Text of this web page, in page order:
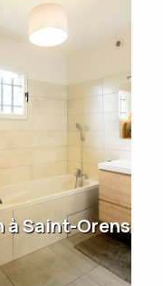
à Saint-Orens